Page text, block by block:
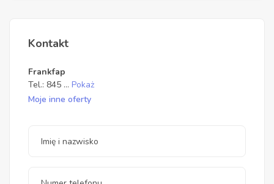
Kontakt
Frankfap
Tel.: 845 ... Pokaż
Moje inne oferty